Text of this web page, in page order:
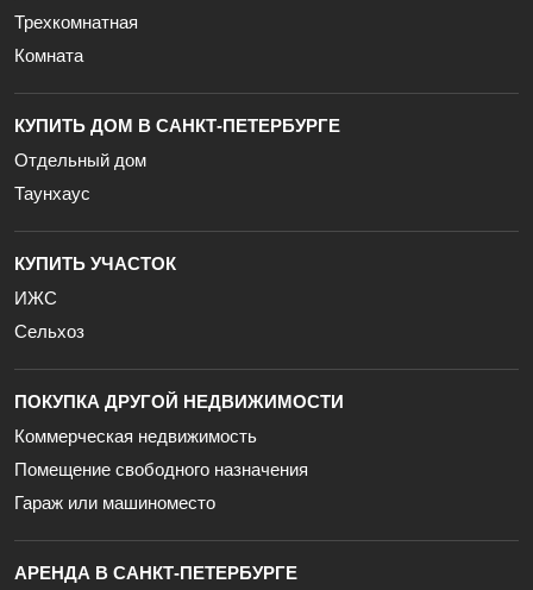
Трехкомнатная
Комната
КУПИТЬ ДОМ В САНКТ-ПЕТЕРБУРГЕ
Отдельный дом
Таунхаус
КУПИТЬ УЧАСТОК
ИЖС
Сельхоз
ПОКУПКА ДРУГОЙ НЕДВИЖИМОСТИ
Коммерческая недвижимость
Помещение свободного назначения
Гараж или машиноместо
АРЕНДА В САНКТ-ПЕТЕРБУРГЕ